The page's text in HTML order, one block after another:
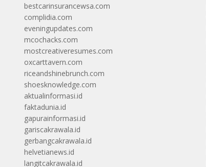
bestcarinsurancewsa.com
complidia.com
eveningupdates.com
mcochacks.com
mostcreativeresumes.com
oxcarttavern.com
riceandshinebrunch.com
shoesknowledge.com
aktualinformasi.id
faktadunia.id
gapurainformasi.id
gariscakrawala.id
gerbangcakrawala.id
helvetianews.id
langitcakrawala.id